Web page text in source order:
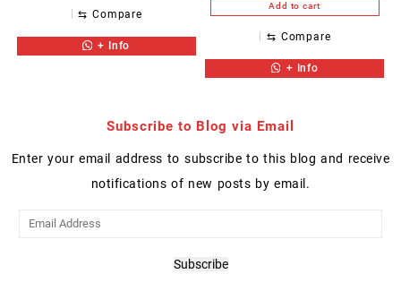
⇆ Compare
+ Info
Add to cart
⇆ Compare
+ Info
Subscribe to Blog via Email
Enter your email address to subscribe to this blog and receive
notifications of new posts by email.
Email
Subscribe